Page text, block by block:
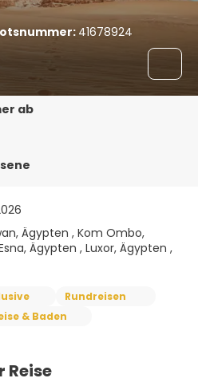
41678924
ab
Ägypten , Kom Ombo,
Ägypten , Luxor, Ägypten ,
Rundreisen
& Baden
Reise